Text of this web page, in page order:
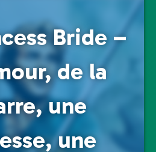
Bride –
de la
une
une